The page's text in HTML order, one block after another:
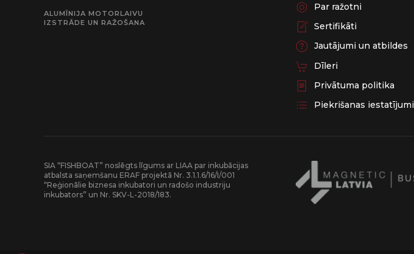
ALUMĪNIJA MOTORLAIVU
IZSTRĀDE UN RAŽOŠANA
Par ražotni
Sertifikāti
Jautājumi un atbildes
Dīleri
Privātuma politika
Piekrišanas iestatījumi
SIA “FISHBOAT” noslēgts līgums ar LIAA par inkubācijas
atbalsta saņemšanu ERAF projektā Nr. 3.1.1.6/16/I/001
“Reģionālie biznesa inkubatori un radošo industriju
inkubators” un Nr. SKV-L-2018/183.